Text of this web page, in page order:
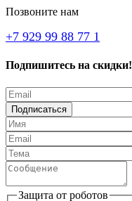
Позвоните нам
+7 929 99 88 77 1
Подпишитесь на скидки!
Подписаться
Защита от роботов